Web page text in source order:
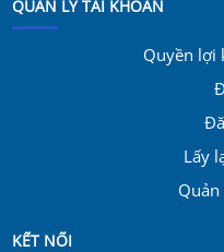
QUẢN LÝ TÀI KHOẢN
Quyền lợi
Lấy
KẾT NỐI